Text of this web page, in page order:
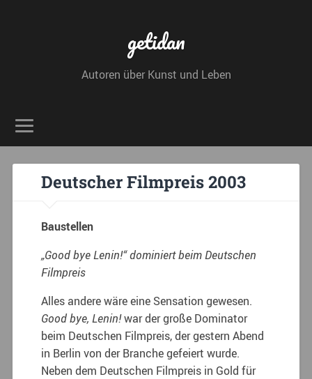
getidan
Autoren über Kunst und Leben
Deutscher Filmpreis 2003
Baustellen
„Good bye Lenin!“ dominiert beim Deutschen
Filmpreis
Alles andere wäre eine Sensation gewesen.
Good bye, Lenin!war der große Dominator
beim Deutschen Filmpreis, der gestern Abend
in Berlin von der Branche gefeiert wurde.
Neben dem Deutschen Filmpreis in Gold für